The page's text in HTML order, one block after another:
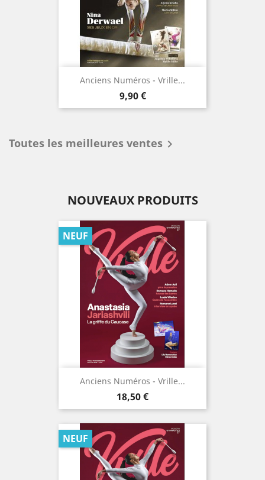
Anciens Numéros - Vrille...
Prix
9,90 €
Toutes les meilleures ventes 
NOUVEAUX PRODUITS
Anciens Numéros - Vrille...
Prix
18,50 €
NEUF
NEUF